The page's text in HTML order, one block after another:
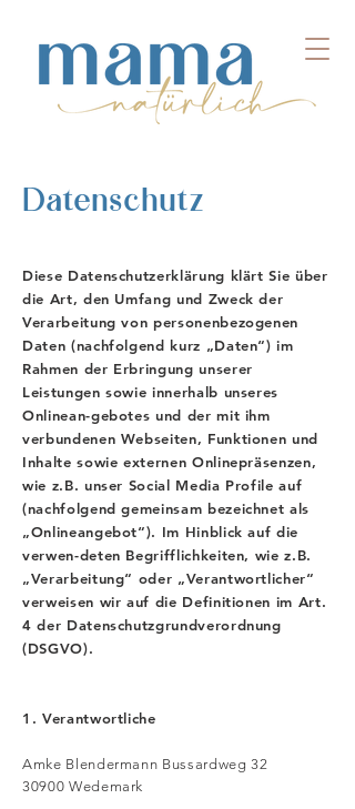
Datenschutz
Diese Datenschutzerklärung klärt Sie über
die Art, den Umfang und Zweck der
Verarbeitung von personenbezogenen
Daten (nachfolgend kurz „Daten“) im
Rahmen der Erbringung unserer
Leistungen sowie innerhalb unseres
Onlinean-gebotes und der mit ihm
verbundenen Webseiten, Funktionen und
Inhalte sowie externen Onlinepräsenzen,
wie z.B. unser Social Media Profile auf
(nachfolgend gemeinsam bezeichnet als
„Onlineangebot“). Im Hinblick auf die
verwen-deten Begrifflichkeiten, wie z.B.
„Verarbeitung“ oder „Verantwortlicher“
verweisen wir auf die Definitionen im Art.
4 der Datenschutzgrundverordnung
(DSGVO).
1. Verantwortliche
Amke Blendermann Bussardweg 32
30900 Wedemark